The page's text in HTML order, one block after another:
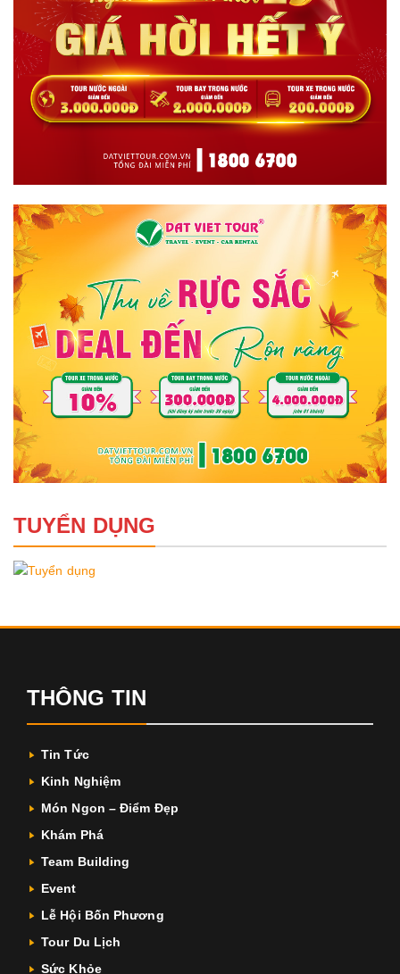
TUYỂN DỤNG
THÔNG TIN
Tin Tức
Kinh Nghiệm
Món Ngon – Điểm Đẹp
Khám Phá
Team Building
Event
Lễ Hội Bốn Phương
Tour Du Lịch
Sức Khỏe